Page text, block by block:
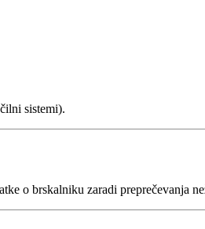
sistemi).
o brskalniku zaradi preprečevanja